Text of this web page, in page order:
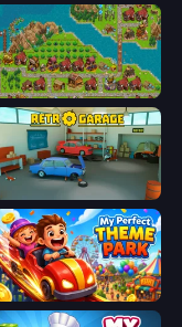
City Idle
My Perfect Theme Park